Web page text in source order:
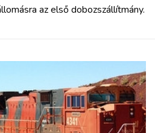
az első dobozszállítmány.